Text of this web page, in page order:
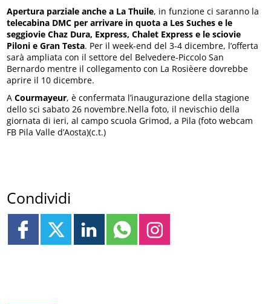
Apertura parziale anche a La Thuile, in funzione ci saranno la
telecabina DMC per arrivare in quota a Les Suches e le
seggiovie Chaz Dura, Express, Chalet Express e le sciovie
Piloni e Gran Testa. Per il week-end del 3-4 dicembre, l’offerta
sarà ampliata con il settore del Belvedere-Piccolo San
Bernardo mentre il collegamento con La Rosièere dovrebbe
aprire il 10 dicembre.
A Courmayeur, è confermata l’inaugurazione della stagione
dello sci sabato 26 novembre.Nella foto, il nevischio della
giornata di ieri, al campo scuola Grimod, a Pila (foto webcam
FB Pila Valle d’Aosta)(c.t.)
Condividi